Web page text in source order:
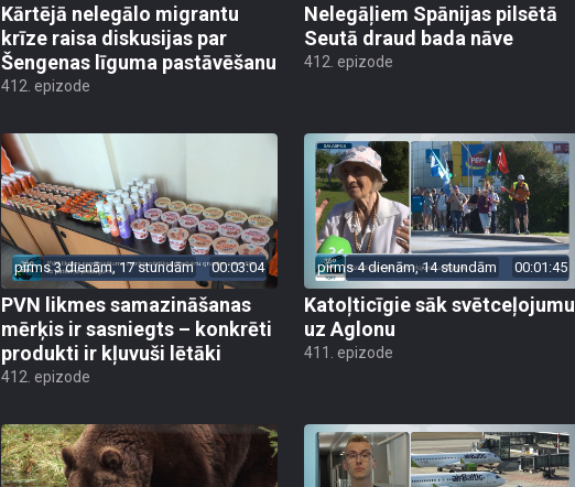
Kārtējā nelegālo migrantu
krīze raisa diskusijas par
Šengenas līguma pastāvēšanu
412. epizode
Nelegāļiem Spānijas pilsētā
Seutā draud bada nāve
412. epizode
pirms 3 dienām, 17 stundām 00:03:04
PVN likmes samazināšanas
mērķis ir sasniegts – konkrēti
produkti ir kļuvuši lētāki
412. epizode
pirms 4 dienām, 14 stundām 00:01:45
Katoļticīgie sāk svētceļojumu
uz Aglonu
411. epizode